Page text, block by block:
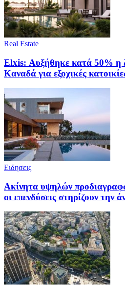
Real Estate
Elxis: Αυξήθηκε κατά 50%
Καναδά για εξοχικές
Ειδησεις
Ακίνητα υψηλών
οι επενδύσεις στηρίζουν την